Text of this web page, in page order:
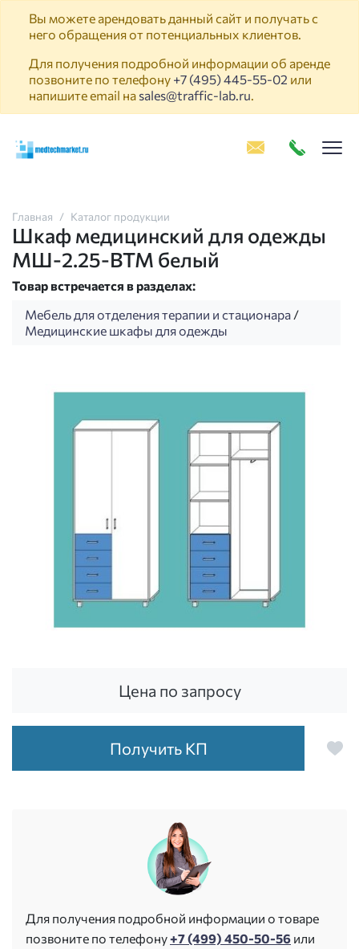
Вы можете арендовать данный сайт и получать с
него обращения от потенциальных клиентов.
Для получения подробной информации об аренде
позвоните по телефону +7 (495) 445-55-02 или
напишите email на sales@traffic-lab.ru.
Главная Каталог продукции
Шкаф медицинский для одежды
МШ-2.25-ВТМ белый
Товар встречается в разделах:
Мебель для отделения терапии и стационара /
Медицинские шкафы для одежды
Цена по запросу
Получить КП
Для получения подробной информации о товаре
позвоните по телефону+7 (499) 450-50-56 или